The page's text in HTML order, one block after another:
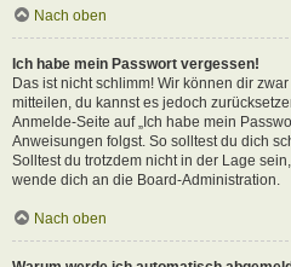
Nach oben
Ich habe mein Passwort vergessen!
Das ist nicht schlimm! Wir können dir
mitteilen, du kannst es jedoch
Anmelde-Seite auf „Ich habe mein
Anweisungen folgst. So solltest du dich
Solltest du trotzdem nicht in der Lage
wende dich an die Board-Administration.
Nach oben